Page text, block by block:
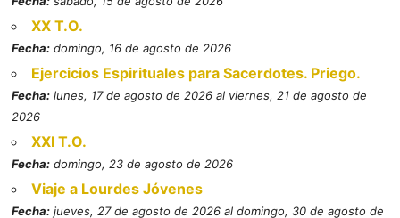
XX T.O.
Fecha: domingo, 16 de agosto de 2026
Ejercicios Espirituales para Sacerdotes. Priego.
Fecha: lunes, 17 de agosto de 2026 al viernes, 21 de agosto de
2026
XXI T.O.
Fecha: domingo, 23 de agosto de 2026
Viaje a Lourdes Jóvenes
Fecha: jueves, 27 de agosto de 2026 al domingo, 30 de agosto de